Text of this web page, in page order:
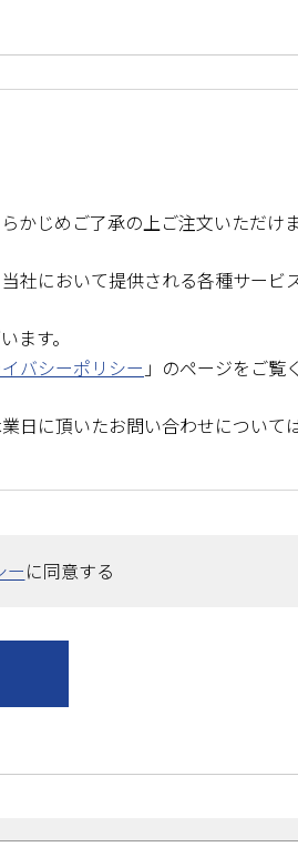
かじめご了承の上ご注文いただけ
社において提供される各種サービ
ます。
バシーポリシー 」のページをご覧
日に頂いたお問い合わせについて
ーに同意する